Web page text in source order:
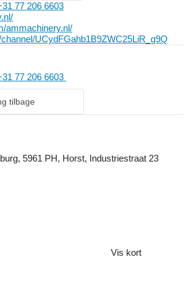
77 206 6603
ammachinery.nl/
UCydFGahb1B9ZWC25LiR_g9Q
77 206 6603
tilbage
5961 PH, Horst, Industriestraat 23
Vis kort